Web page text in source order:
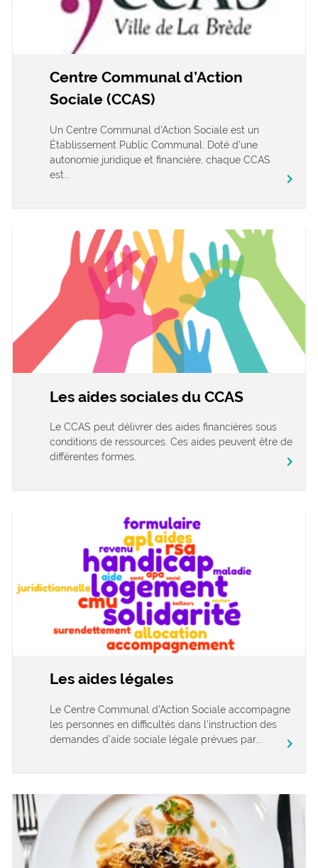
Centre Communal d’Action
Sociale (CCAS)
Un Centre Communal d’Action Sociale est un
Établissement Public Communal. Doté d’une
autonomie juridique et financière, chaque CCAS
est...
chevron_right
Les aides sociales du CCAS
Le CCAS peut délivrer des aides financières sous
conditions de ressources. Ces aides peuvent être de
différentes formes.
chevron_right
Les aides légales
Le Centre Communal d’Action Sociale accompagne
les personnes en difficultés dans l’instruction des
demandes d’aide sociale légale prévues par...
chevron_right